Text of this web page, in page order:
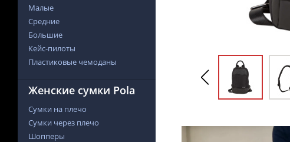
Малые
Средние
Большие
Кейс-пилоты
Пластиковые чемоданы
Женские сумки Pola
Сумки на плечо
Сумки через плечо
Шопперы